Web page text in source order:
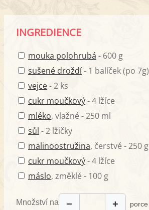
INGREDIENCE
mouka polohrubá - 600 g
sušené droždí- 1 balíček (po 7g)
vejce- 2 ks
cukr moučkový- 4 lžíce
mléko, vlažné - 250 ml
sůl - 2 lžičky
malinoostružina, čerstvé - 250 g
cukr moučkový- 4 lžíce
máslo, změklé - 100 g
Množství na − + porce